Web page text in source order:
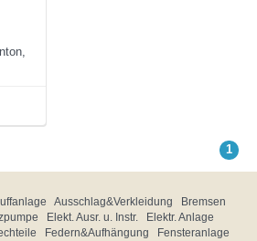
1
Ausschlag&Verkleidung
Bremsen
Elekt. Ausr. u. Instr.
Elektr. Anlage
Federn&Aufhängung
Fensteranlage